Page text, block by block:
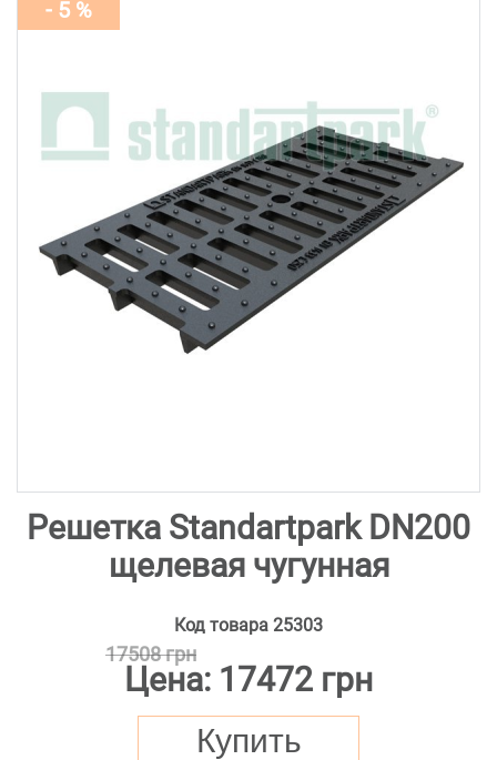
- 5 %
Решетка Standartpark DN200
щелевая чугунная
Код товара 25303
Цена:
17508 грн
17472 грн
Купить